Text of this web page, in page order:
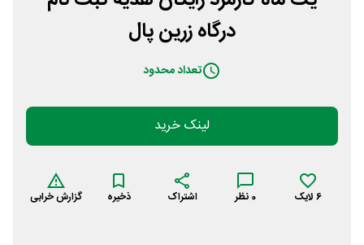
درگاه زرین پال
تعداد محدود
لینک خرید
6 لایک 0 نظر اشتراک ذخیره گزارش خرابی